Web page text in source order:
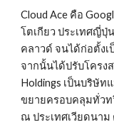
Cloud Ace คือ
โตเกียว ประเทศญี่ปุ่
คลาวด์ จนได้ก่อตั้งเ
จากนั้นได้ปรับโครง
Holdings เป็นบริษัท
ขยายครอบคลุมทั่วท
ณ ประเทศเวียดนา